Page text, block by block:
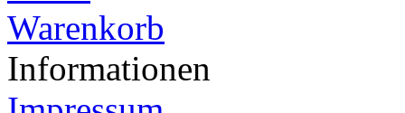
Warenkorb
Informationen